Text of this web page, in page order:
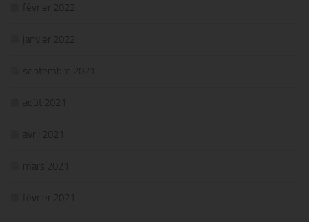
février 2022
janvier 2022
septembre 2021
août 2021
avril 2021
mars 2021
février 2021